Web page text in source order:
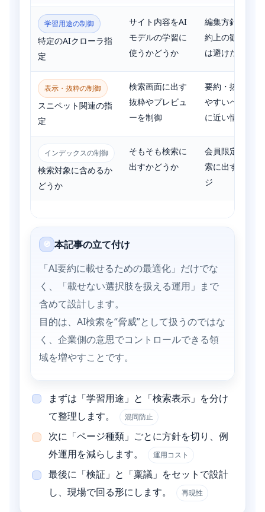
学習用途の制御
特定のAIクローラ指
定
サイト内容をAI
モデルの学習に
使うかどうか
編集方針・権
約上の観点で
は避けたい」場
表示・抜粋の制御
スニペット関連の指
定
検索画面に出す
抜粋やプレビュ
ーを制御
要約・抜粋で
やすいページ
に近い情報
インデックスの制御
検索対象に含めるか
どうか
そもそも検索に
出すかどうか
会員限定、内
索に出す価値
ジ
🧭 本記事の立て付け
「AI要約に載せるための最適化」だけでな
く、「載せない選択肢を扱える運用」まで
含めて設計します。
目的は、AI検索を“脅威”として扱うのではな
く、企業側の意思でコントロールできる領
域を増やすことです。
まずは「学習用途」と「検索表示」を分け
て整理します。
混同防止
次に「ページ種類」ごとに方針を切り、例
外運用を減らします。
運用コスト
最後に「検証」と「稟議」をセットで設計
し、現場で回る形にします。
再現性